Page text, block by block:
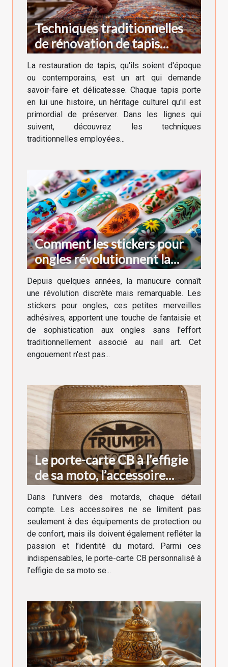
Techniques traditionnelles
de rénovation de tapis
anciens et modernes
La restauration de tapis, qu'ils soient d'époque
ou contemporains, est un art qui demande
savoir-faire et délicatesse. Chaque tapis porte
en lui une histoire, un héritage culturel qu'il est
primordial de préserver. Dans les lignes qui
suivent, découvrez les techniques
traditionnelles employées...
Comment les stickers pour
ongles révolutionnent la
manucure moderne
Depuis quelques années, la manucure connaît
une révolution discrète mais remarquable. Les
stickers pour ongles, ces petites merveilles
adhésives, apportent une touche de fantaisie et
de sophistication aux ongles sans l'effort
traditionnellement associé au nail art. Cet
engouement n'est pas...
Le porte-carte CB à l’effigie
de sa moto, l’accessoire
indispensable du motard
Dans l’univers des motards, chaque détail
compte. Les accessoires ne se limitent pas
seulement à des équipements de protection ou
de confort, mais ils doivent également refléter la
passion et l’identité du motard. Parmi ces
indispensables, le porte-carte CB personnalisé à
l’effigie de sa moto se...